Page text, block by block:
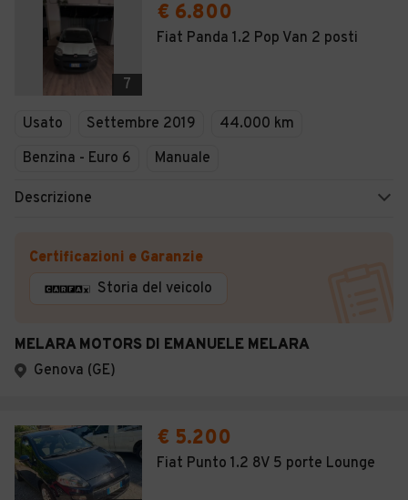
7
€ 6.800
Fiat Panda 1.2 Pop Van 2 posti
Usato Settembre 2019
44.000 km
Benzina - Euro 6
Manuale
Descrizione
Certificazioni e Garanzie
Storia del veicolo
MELARA MOTORS DI EMANUELE MELARA
Genova (GE)
€ 5.200
Fiat Punto 1.2 8V 5 porte Lounge